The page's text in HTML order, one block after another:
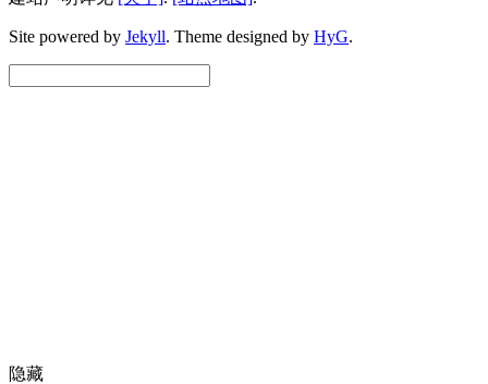
Site powered by Jekyll. Theme designed by HyG.
隐藏